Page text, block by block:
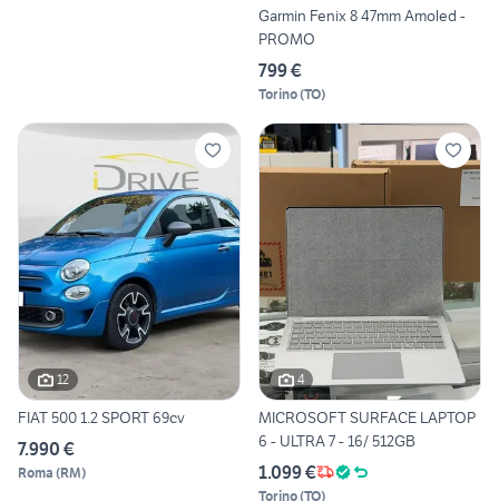
Garmin Fenix 8 47mm Amoled -
PROMO
799 €
Torino(TO)
12
FIAT 500 1.2 SPORT 69cv
7.990 €
Roma (RM)
4
MICROSOFT SURFACE LAPTOP
6 - ULTRA 7 - 16/ 512GB
1.099 €
Torino(TO)